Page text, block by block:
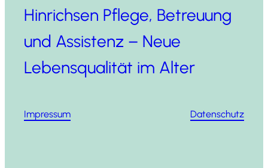
Hinrichsen Pflege, Betreuung
und Assistenz – Neue
Lebensqualität im Alter
Impressum Datenschutz